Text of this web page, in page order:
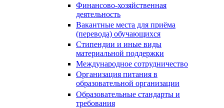
Финансово-хозяйственная
деятельность
Вакантные места для приёма
(перевода) обучающихся
Стипендии и иные виды
материальной поддержки
Международное сотрудничество
Организация питания в
образовательной организации
Образовательные стандарты и
требования